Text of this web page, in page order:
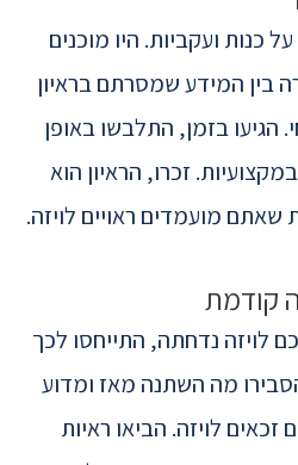
כנות ועקביות. היו מוכנים
בין המידע שמסרתם בראיון
הגיעו בזמן, התלבשו באופן
זכרו, הראיון הוא
מועמדים ראויים לויזה.
קודמת
נדחתה, התייחסו לכך
מה השתנה מאז ומדוע
לויזה. הביאו ראיות